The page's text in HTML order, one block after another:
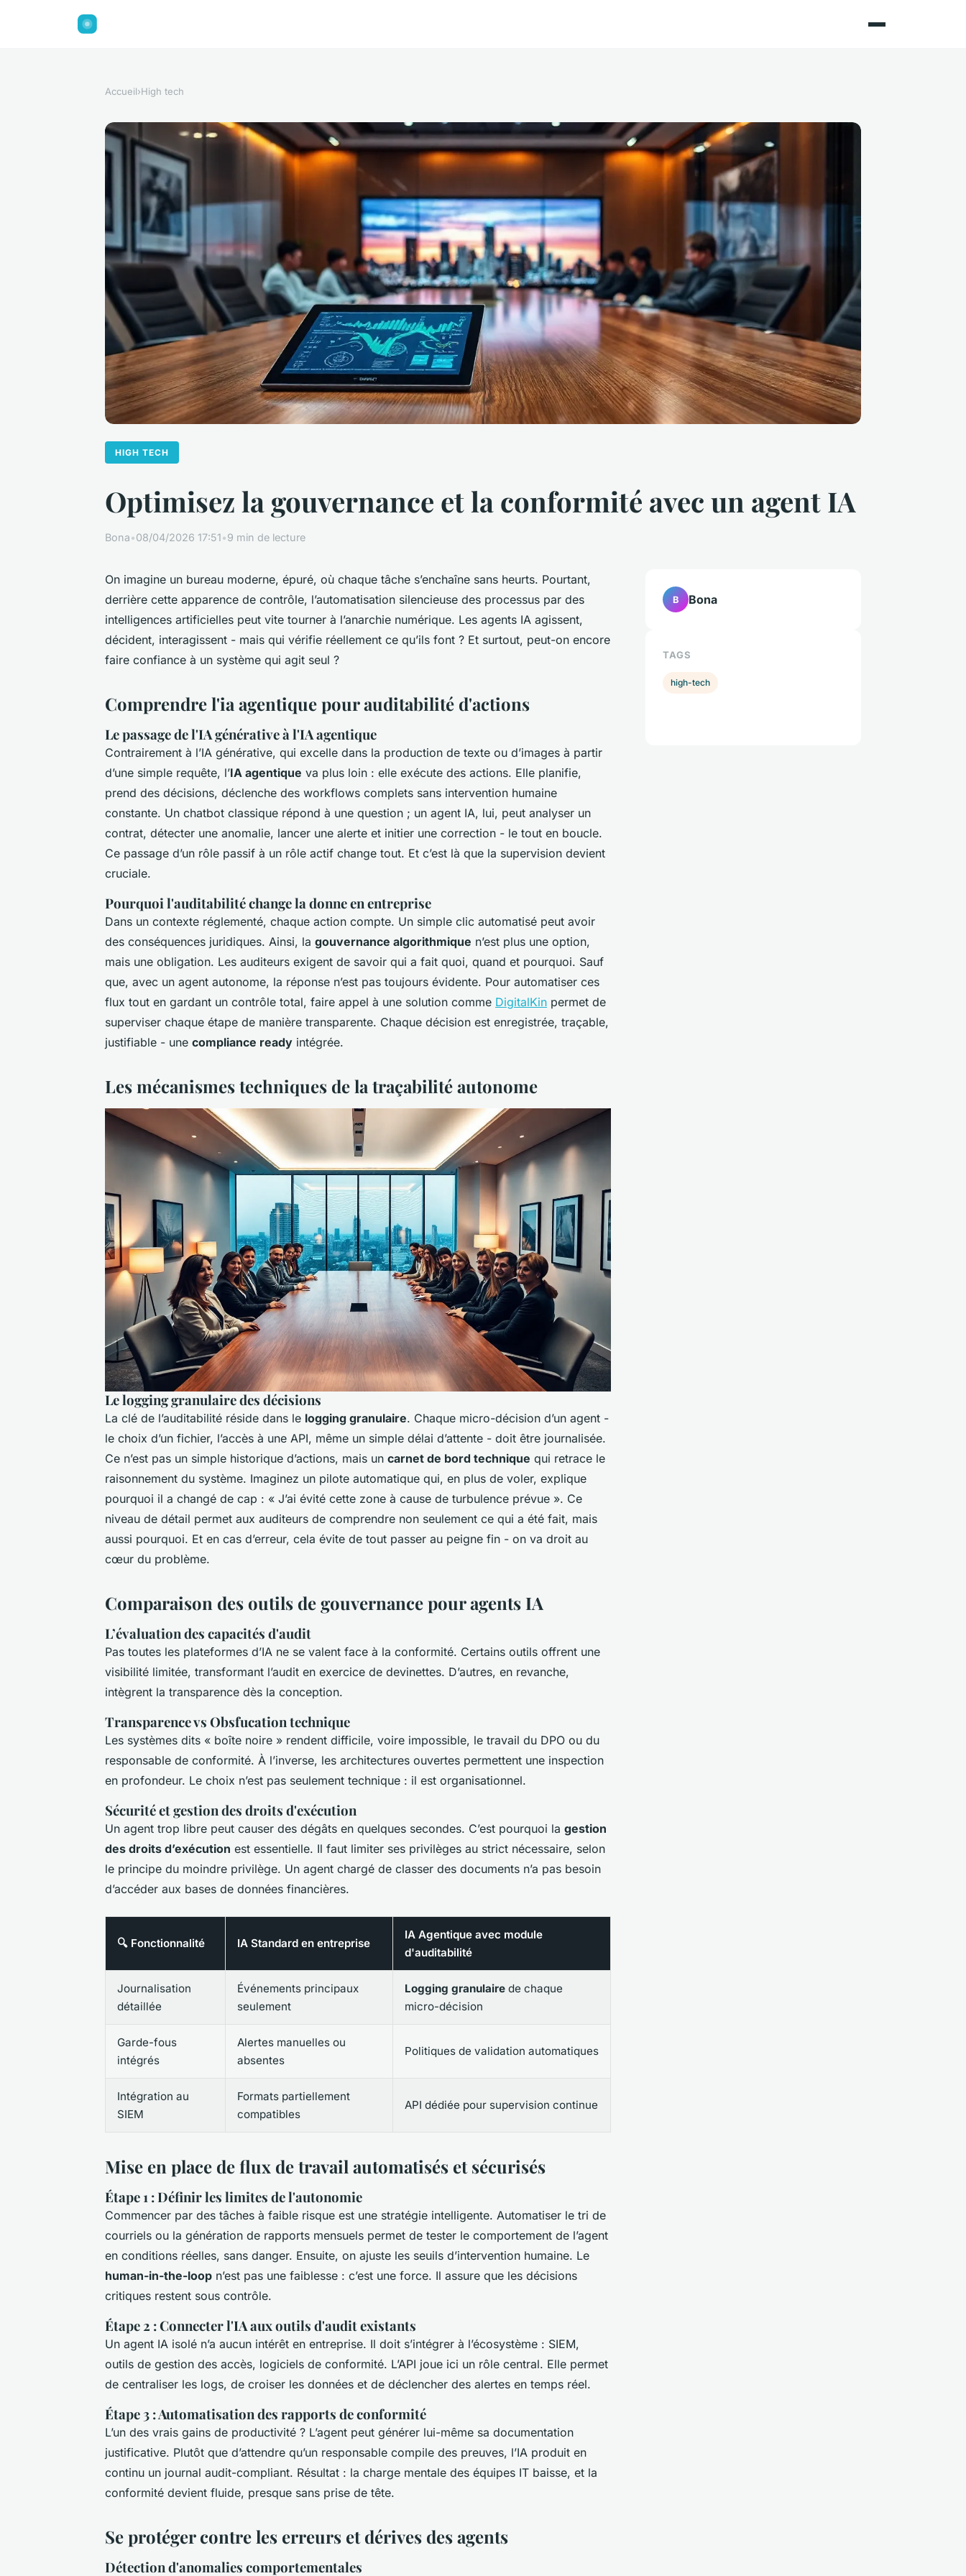
Accueil›High tech
HIGH TECH
Optimisez la gouvernance et la conformité avec un agent IA
Bona•08/04/2026 17:51•9 min de lecture
On imagine un bureau moderne, épuré, où chaque tâche s’enchaîne sans heurts. Pourtant,
derrière cette apparence de contrôle, l’automatisation silencieuse des processus par des
intelligences artificielles peut vite tourner à l’anarchie numérique. Les agents IA agissent,
décident, interagissent - mais qui vérifie réellement ce qu’ils font ? Et surtout, peut-on encore
faire confiance à un système qui agit seul ?
Comprendre l'ia agentique pour auditabilité d'actions
Le passage de l'IA générative à l'IA agentique
Contrairement à l’IA générative, qui excelle dans la production de texte ou d’images à partir
d’une simple requête, l’IA agentique va plus loin : elle exécute des actions. Elle planifie,
prend des décisions, déclenche des workflows complets sans intervention humaine
constante. Un chatbot classique répond à une question ; un agent IA, lui, peut analyser un
contrat, détecter une anomalie, lancer une alerte et initier une correction - le tout en boucle.
Ce passage d’un rôle passif à un rôle actif change tout. Et c’est là que la supervision devient
cruciale.
Pourquoi l'auditabilité change la donne en entreprise
Dans un contexte réglementé, chaque action compte. Un simple clic automatisé peut avoir
des conséquences juridiques. Ainsi, la gouvernance algorithmique n’est plus une option,
mais une obligation. Les auditeurs exigent de savoir qui a fait quoi, quand et pourquoi. Sauf
que, avec un agent autonome, la réponse n’est pas toujours évidente. Pour automatiser ces
flux tout en gardant un contrôle total, faire appel à une solution comme DigitalKin permet de
superviser chaque étape de manière transparente. Chaque décision est enregistrée, traçable,
justifiable - une compliance ready intégrée.
Les mécanismes techniques de la traçabilité autonome
Le logging granulaire des décisions
La clé de l’auditabilité réside dans le logging granulaire. Chaque micro-décision d’un agent -
le choix d’un fichier, l’accès à une API, même un simple délai d’attente - doit être journalisée.
Ce n’est pas un simple historique d’actions, mais un carnet de bord technique qui retrace le
raisonnement du système. Imaginez un pilote automatique qui, en plus de voler, explique
pourquoi il a changé de cap : « J’ai évité cette zone à cause de turbulence prévue ». Ce
niveau de détail permet aux auditeurs de comprendre non seulement ce qui a été fait, mais
aussi pourquoi. Et en cas d’erreur, cela évite de tout passer au peigne fin - on va droit au
cœur du problème.
Comparaison des outils de gouvernance pour agents IA
L’évaluation des capacités d'audit
Pas toutes les plateformes d’IA ne se valent face à la conformité. Certains outils offrent une
visibilité limitée, transformant l’audit en exercice de devinettes. D’autres, en revanche,
intègrent la transparence dès la conception.
Transparence vs Obsfucation technique
Les systèmes dits « boîte noire » rendent difficile, voire impossible, le travail du DPO ou du
responsable de conformité. À l’inverse, les architectures ouvertes permettent une inspection
en profondeur. Le choix n’est pas seulement technique : il est organisationnel.
Sécurité et gestion des droits d'exécution
Un agent trop libre peut causer des dégâts en quelques secondes. C’est pourquoi la gestion
des droits d’exécution est essentielle. Il faut limiter ses privilèges au strict nécessaire, selon
le principe du moindre privilège. Un agent chargé de classer des documents n’a pas besoin
d’accéder aux bases de données financières.
🔍 Fonctionnalité IA Standard en entreprise
IA Agentique avec module
d'auditabilité
Journalisation
détaillée
Événements principaux
seulement
Logging granulaire de chaque
micro-décision
Garde-fous
intégrés
Alertes manuelles ou
absentes
Politiques de validation automatiques
Intégration au
SIEM
Formats partiellement
compatibles
API dédiée pour supervision continue
Mise en place de flux de travail automatisés et sécurisés
Étape 1 : Définir les limites de l'autonomie
Commencer par des tâches à faible risque est une stratégie intelligente. Automatiser le tri de
courriels ou la génération de rapports mensuels permet de tester le comportement de l’agent
en conditions réelles, sans danger. Ensuite, on ajuste les seuils d’intervention humaine. Le
human-in-the-loop n’est pas une faiblesse : c’est une force. Il assure que les décisions
critiques restent sous contrôle.
Étape 2 : Connecter l'IA aux outils d'audit existants
Un agent IA isolé n’a aucun intérêt en entreprise. Il doit s’intégrer à l’écosystème : SIEM,
outils de gestion des accès, logiciels de conformité. L’API joue ici un rôle central. Elle permet
de centraliser les logs, de croiser les données et de déclencher des alertes en temps réel.
Étape 3 : Automatisation des rapports de conformité
L’un des vrais gains de productivité ? L’agent peut générer lui-même sa documentation
justificative. Plutôt que d’attendre qu’un responsable compile des preuves, l’IA produit en
continu un journal audit-compliant. Résultat : la charge mentale des équipes IT baisse, et la
conformité devient fluide, presque sans prise de tête.
Se protéger contre les erreurs et dérives des agents
Détection d'anomalies comportementales
B Bona
TAGS
high-tech